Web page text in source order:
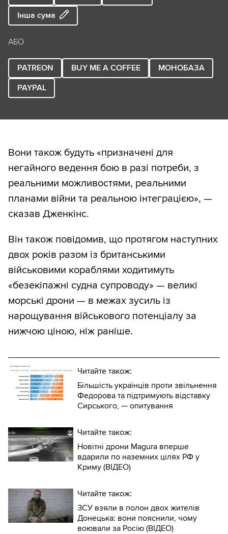
Інша сума
АБО
PATREON BUY ME A COFFEE
МОНОБАЗА
PAYPAL
Вони також будуть «призначені для
негайного ведення бою в разі потреби, з
реальними можливостями, реальними
планами війни та реальною інтеграцією», —
сказав Дженкінс.
Він також повідомив, що протягом наступних
двох років разом із британськими
військовими кораблями ходитимуть
«безекіпажні судна супроводу» — великі
морські дрони — в межах зусиль із
нарощування військового потенціалу за
нижчою ціною, ніж раніше.
Читайте також:
Більшість українців проти звільнення
Федорова та підтримують відставку
Сирського, — опитування
Читайте також:
Новітні дрони Magura вперше
вдарили по наземних цілях РФ у
Криму (ВІДЕО)
Читайте також:
ЗСУ взяли в полон двох жителів
Донецька: вони пояснили, чому
воювали за Росію (ВІДЕО)